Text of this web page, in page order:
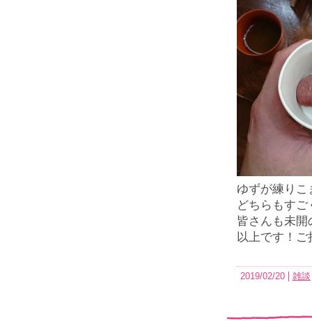
ゆずが練り
どちらもす
皆さんも未
以上です！
2019/02/20 雑談